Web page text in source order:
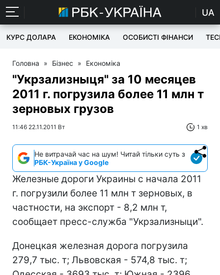
UA
КУРС ДОЛАРА ЕКОНОМІКА ОСОБИСТІ ФІНАНСИ
Головна » Бізнес » Економіка
"Укрзализныця" за 10 месяцев
2011 г. погрузила более 11 млн т
зерновых грузов
11:46 22.11.2011 Вт 1 хв
Не витрачай час на шум! Читай тільки суть з
РБК-Україна у Google
Железные дороги Украины с начала 2011
г. погрузили более 11 млн т зерновых, в
частности, на экспорт - 8,2 млн т,
сообщает пресс-служба "Укрзализныци".
Донецкая железная дорога погрузила
279,7 тыс. т; Львовская - 574,8 тыс. т;